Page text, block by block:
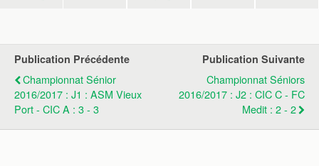
Publication Précédente
Championnat Sénior
2016/2017 : J1 : ASM Vieux
Port - CIC A : 3 - 3
Publication Suivante
Championnat Séniors
2016/2017 : J2 : CIC C - FC
Medit : 2 - 2